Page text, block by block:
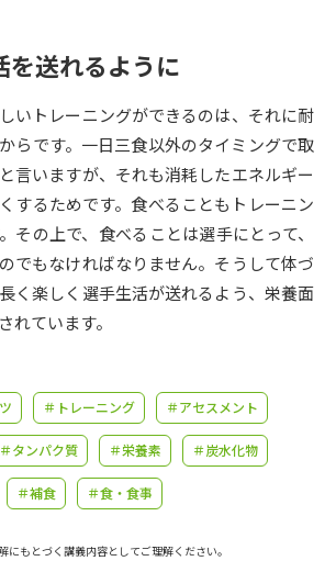
調べる
受験スケジュールを立てよう
テレメール全国一斉進学調査
学問発見
問発見
講義」 学問分野解説
を送れるように
いトレーニングができるのは、それに耐
らです。一日三食以外のタイミングで取
言いますが、それも消耗したエネルギー
するためです。食べることもトレーニン
その上で、食べることは選手にとって、
でもなければなりません。そうして体づ
く楽しく選手生活が送れるよう、栄養面
れています。
＃トレーニング ＃アセスメント
＃タンパク質 ＃栄養素 ＃炭水化物
＃補食 ＃食・食事
もとづく講義内容としてご理解ください。